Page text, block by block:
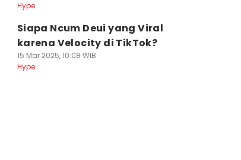
Hype
Siapa Ncum Deui yang Viral
karena Velocity di TikTok?
15 Mar 2025, 10:08 WIB
Hype